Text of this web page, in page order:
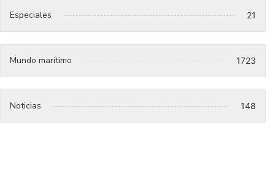
Especiales 21
Mundo marítimo 1723
Noticias 148